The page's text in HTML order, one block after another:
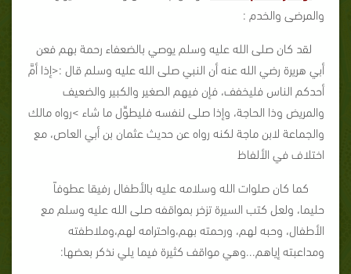
والمرضى والخدم :
لقد كان صلى الله عليه وسلم يوصي بالضعفاء رحمة بهم فعن
أبي هريرة رضي الله عنه أن النبي صلى الله عليه وسلم قال :<إذا أمَّ
أحدكم الناس فليخفف، فإن فيهم الصغير والكبير والضعيف
والمريض وذا الحاجة، وإذا صلى لنفسه فليطوِّل ما شاء >رواه مالك
والجماعة لابن ماجة لكنه رواه عن حديث عثمان بن أبي العاص، مع
اختلاف في الألفاظ
كما كان صلوات الله وسلامه عليه بالأطفال رفيقا عطوفاً
حليما، ولعل كتب السيرة تزخر بمواقفه صلى الله عليه وسلم مع
الأطفال، وحبه لهم، ورحمته بهم،واحترامه لهم،وملاطفته
ومداعبته إياهم...وهي مواقف كثيرة فيما يلي نذكر بعضها: